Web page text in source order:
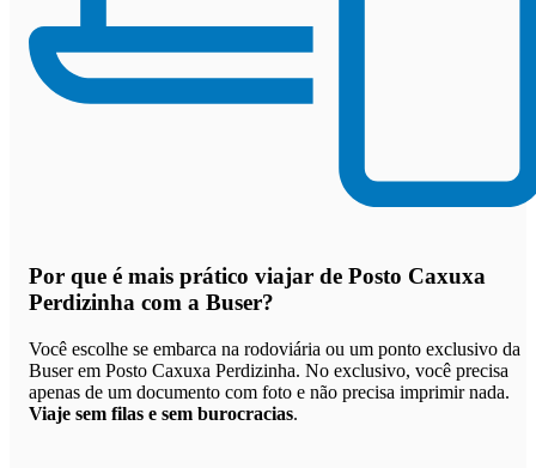
Por que é mais prático viajar de Posto Caxuxa
Perdizinha com a Buser?
Você escolhe se embarca na rodoviária ou um ponto exclusivo da
Buser em Posto Caxuxa Perdizinha. No exclusivo, você precisa
apenas de um documento com foto e não precisa imprimir nada.
Viaje sem filas e sem burocracias.